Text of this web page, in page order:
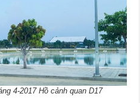
4-2017 Hồ cảnh quan D17